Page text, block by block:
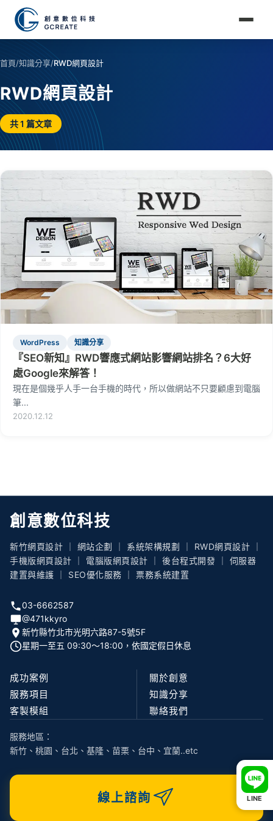
首頁/知識分享/RWD網頁設計
RWD網頁設計
共 1 篇文章
WordPress 知識分享
『SEO新知』RWD響應式網站影響網站排名？6大好
處Google來解答！
現在是個幾乎人手一台手機的時代，所以做網站不只要顧慮到電腦
筆...
2020.12.12
LINE
創意數位科技
新竹網頁設計 ｜ 網站企劃 ｜ 系統架構規劃 ｜ RWD網頁設計 ｜
手機版網頁設計 ｜ 電腦版網頁設計 ｜ 後台程式開發 ｜ 伺服器
建置與維護 ｜ SEO優化服務 ｜ 票務系統建置
03-6662587
@471kkyro
新竹縣竹北市光明六路87-5號5F
星期一至五 09:30〜18:00，依國定假日休息
成功案例
服務項目
客製模組
關於創意
知識分享
聯絡我們
服務地區：
新竹、桃園、台北、基隆、苗栗、台中、宜蘭..etc
線上諮詢